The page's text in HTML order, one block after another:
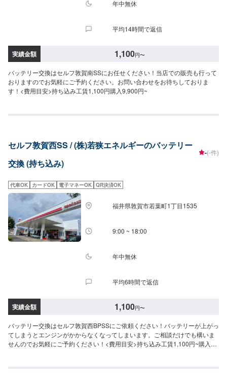
年中無休
平均14時間で返信
実績金額 1,100円〜
バッテリー交換はセルフ敦賀南SSにお任せください！当店での販売も行って
おりますのでお気軽にご予約ください。お問い合わせをお待ちしておりま
す！<費用目安>持ち込み工賃1,100円購入9,900円~
セルフ敦賀西SS / (株)若狭エネルギーのバッテリー
交換 (持ち込み)
-(-件)
代車OK カードOK 電子マネーOK QR決済OK
福井県敦賀市若葉町1丁目1535
9:00 ~ 18:00
年中無休
平均6時間で返信
実績金額 1,100円〜
バッテリー交換はセルフ敦賀西BPSSにご依頼ください！バッテリーが上がっ
てしまうとエンジンがかからなくなってしまいます。ご相談だけでも構いま
せんのでお気軽にご予約ください！<費用目安>持ち込み工賃1,100円~購入